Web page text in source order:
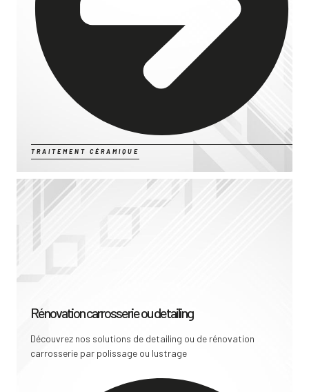
TRAITEMENT CÉRAMIQUE
Rénovation carrosserie ou detailing
Découvrez nos solutions de detailing ou de rénovation
carrosserie par polissage ou lustrage